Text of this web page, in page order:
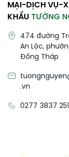
MẠI-DỊCH VỤ-
KHẨU TƯỜNG
474 đường
An Lộc,
Đồng Tháp
.vn
0277 3837